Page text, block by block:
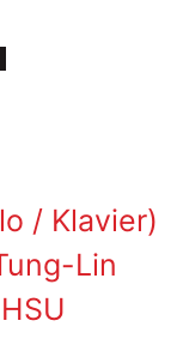
/ Klavier)
Lin